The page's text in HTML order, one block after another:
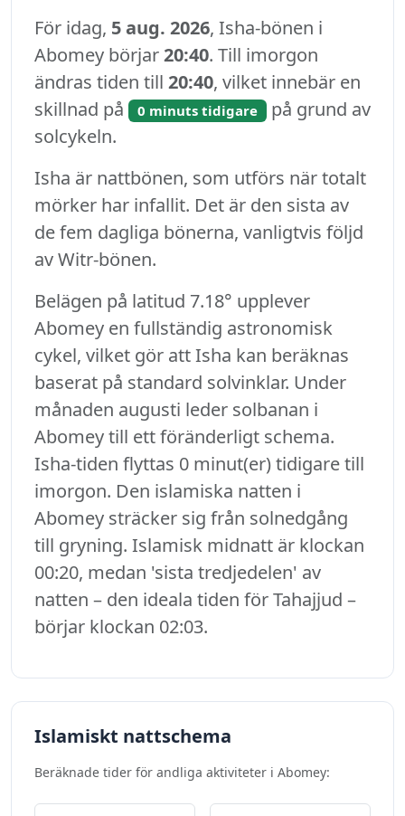
För idag, 5 aug. 2026, Isha-bönen i
Abomey börjar20:40. Till imorgon
ändras tiden till 20:40, vilket innebär en
skillnad på
0 minuts tidigare på grund av
solcykeln.
Isha är nattbönen, som utförs när totalt
mörker har infallit. Det är den sista av
de fem dagliga bönerna, vanligtvis följd
av Witr-bönen.
Belägen på latitud 7.18° upplever
Abomey en fullständig astronomisk
cykel, vilket gör att Isha kan beräknas
baserat på standard solvinklar. Under
månaden augusti leder solbanan i
Abomey till ett föränderligt schema.
Isha-tiden flyttas 0 minut(er) tidigare till
imorgon. Den islamiska natten i
Abomey sträcker sig från solnedgång
till gryning. Islamisk midnatt är klockan
00:20, medan 'sista tredjedelen' av
natten – den ideala tiden för Tahajjud –
börjar klockan 02:03.
Islamiskt nattschema
Beräknade tider för andliga aktiviteter i Abomey: